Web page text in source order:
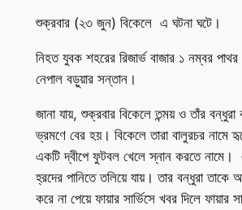
শুক্রবার (২৩ জুন) বিকেলে এ ঘটনা ঘটে।
নিহত যুবক শহরের রিজার্ভ বাজার ১ নম্বর পাথর
নেপাল বড়ুয়ার সন্তান।
জানা যায়, শুক্রবার বিকেলে তন্ময় ও তাঁর
ভ্রমণে বের হয়। বিকেলে তারা বালুরচর নামে
একটি দ্বীপে ফুটবল খেলে স্নান করতে নামে।
হ্রদের পানিতে তলিয়ে যায়। তার বন্ধুরা তাকে
করে না পেয়ে ফায়ার সার্ভিসে খবর দিলে ফায়ার